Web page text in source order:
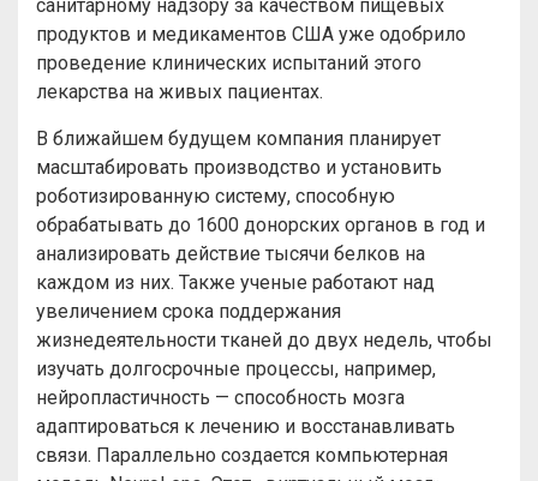
санитарному надзору за качеством пищевых
продуктов и медикаментов США уже одобрило
проведение клинических испытаний этого
лекарства на живых пациентах.
В ближайшем будущем компания планирует
масштабировать производство и установить
роботизированную систему, способную
обрабатывать до 1600 донорских органов в год и
анализировать действие тысячи белков на
каждом из них. Также ученые работают над
увеличением срока поддержания
жизнедеятельности тканей до двух недель, чтобы
изучать долгосрочные процессы, например,
нейропластичность — способность мозга
адаптироваться к лечению и восстанавливать
связи. Параллельно создается компьютерная